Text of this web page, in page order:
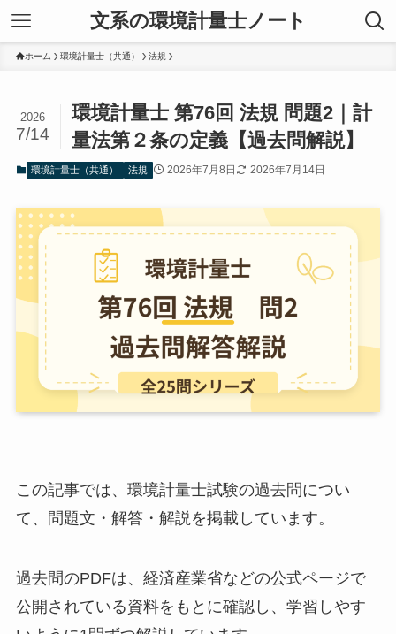
文系の環境計量士ノート
ホーム 環境計量士（共通） 法規
環境計量士 第76回 法規 問題2｜計
量法第２条の定義【過去問解説】
2026
7/14
環境計量士（共通） 法規 2026年7月8日 2026年7月14日
この記事では、環境計量士試験の過去問につい
て、問題文・解答・解説を掲載しています。
過去問のPDFは、経済産業省などの公式ページで
公開されている資料をもとに確認し、学習しやす